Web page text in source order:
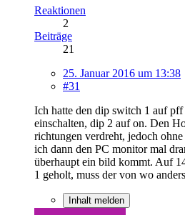
Reaktionen
2
Beiträge
21
25. Januar 2016 um 13:38
#31
Ich hatte den dip switch 1 auf pff
einschalten, dip 2 auf on. Den
richtungen verdreht, jedoch
ich dann den PC monitor mal
überhaupt ein bild kommt. Auf
1 geholt, muss der von wo
Inhalt melden